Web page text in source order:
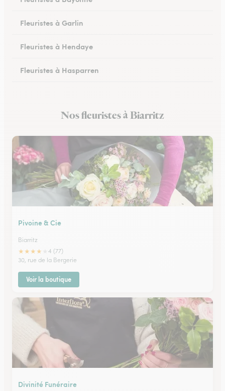
Fleuristes à Garlin
Fleuristes à Hendaye
Fleuristes à Hasparren
Fleuristes à Soumoulou
Nos fleuristes à Biarritz
Pivoine & Cie
Biarritz
★★★★
4 (77)
30, rue de la Bergerie
Voir la boutique
Divinité Funéraire